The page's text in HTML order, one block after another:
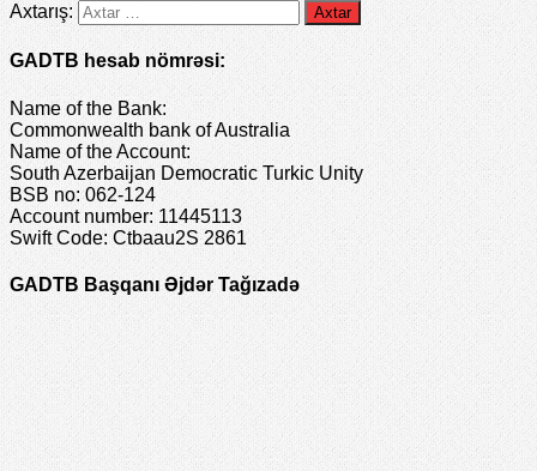
Axtarış:
GADTB hesab nömrəsi:
Name of the Bank:
Commonwealth bank of Australia
Name of the Account:
South Azerbaijan Democratic Turkic Unity
BSB no: 062-124
Account number: 11445113
Swift Code: Ctbaau2S 2861
GADTB Başqanı Əjdər Tağızadə